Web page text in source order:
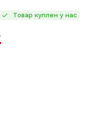
Товар куплен у нас